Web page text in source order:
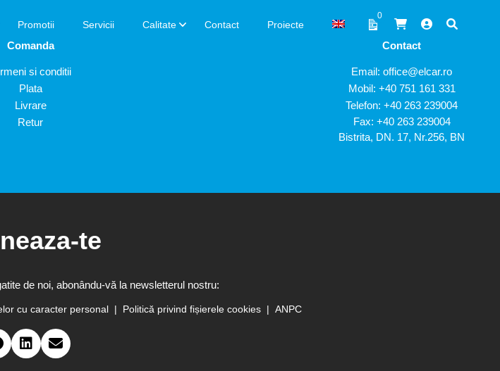
Promotii Servicii Calitate Contact Proiecte
0
Comanda
si conditii
Plata
Livrare
Retur
Contact
Email: office@elcar.ro
Mobil: +40 751 161 331
Telefon: +40 263 239004
Fax: +40 263 239004
Bistrita, DN. 17, Nr.256, BN
te
de noi, abonându-vă la newsletterul nostru:
cu caracter personal Politică privind fișierele cookies ANPC